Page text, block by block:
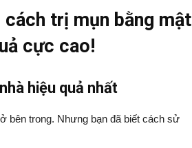
trị mụn bằng mật
cực cao!
hiệu quả nhất
bên trong. Nhưng bạn đã biết cách sử